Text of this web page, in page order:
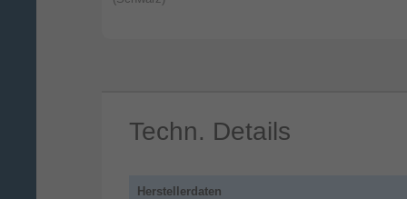
kannst du ganz einfach deine
Techn. Details
Herstellerdaten